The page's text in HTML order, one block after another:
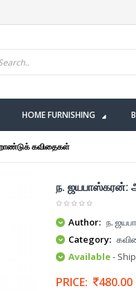
HOME FURNISHING
கவிதைகள்
ந. ஜயபாஸ்கரன்:
Author: ந.
Category:
Available-
PRICE: 480.00